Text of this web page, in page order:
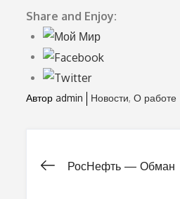
Share and Enjoy:
Авторadmin Новости О работе
Навигация
РосНефть — Обман